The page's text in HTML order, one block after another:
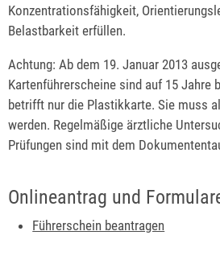
Konzentrationsfähigkeit,
Belastbarkeit erfüllen.
Achtung: Ab dem 19. Januar 2013
Kartenführerscheine sind auf 15 Jahre
betrifft nur die Plastikkarte. Sie muss
werden. Regelmäßige ärztliche
Prüfungen sind mit dem
Onlineantrag und
Führerschein beantragen